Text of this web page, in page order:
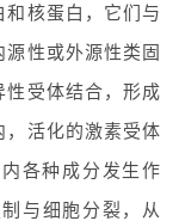
核蛋白，它们与
性或外源性类固
受体结合，形成
活化的激素受体
各种成分发生作
与细胞分裂，从